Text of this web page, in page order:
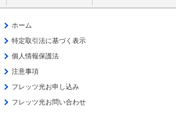
ホーム
特定取引法に基づく表示
個人情報保護法
注意事項
フレッツ光お申し込み
フレッツ光お問い合わせ